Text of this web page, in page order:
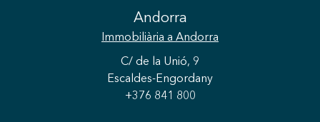
Andorra
Immobiliària a Andorra
C/ de la Unió, 9
Escaldes-Engordany
+376 841 800